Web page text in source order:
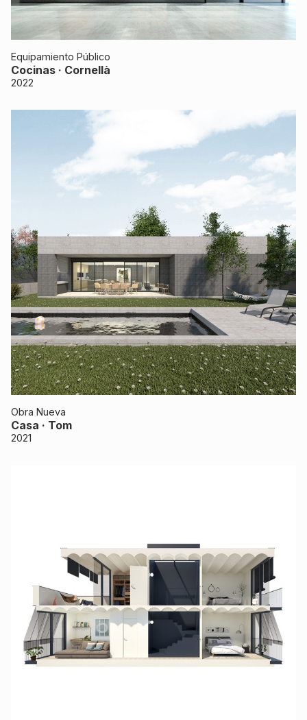
Equipamiento Público
Cocinas · Cornellà
2022
Obra Nueva
Casa · Tom
2021